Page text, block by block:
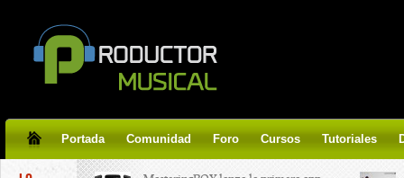
Portada Comunidad Foro Cursos Tutoriales